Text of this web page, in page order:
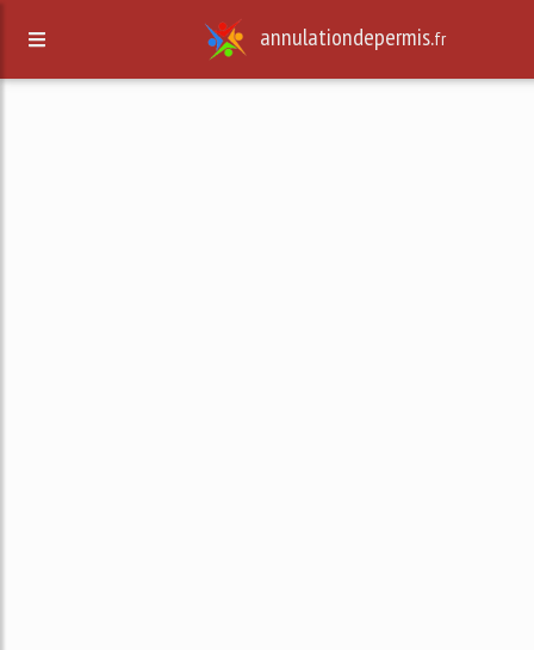
annulationdepermis.fr